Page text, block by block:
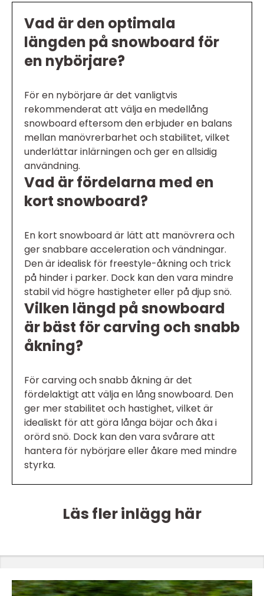
Vad är den optimala
längden på snowboard för
en nybörjare?
För en nybörjare är det vanligtvis
rekommenderat att välja en medellång
snowboard eftersom den erbjuder en balans
mellan manövrerbarhet och stabilitet, vilket
underlättar inlärningen och ger en allsidig
användning.
Vad är fördelarna med en
kort snowboard?
En kort snowboard är lätt att manövrera och
ger snabbare acceleration och vändningar.
Den är idealisk för freestyle-åkning och trick
på hinder i parker. Dock kan den vara mindre
stabil vid högre hastigheter eller på djup snö.
Vilken längd på snowboard
är bäst för carving och snabb
åkning?
För carving och snabb åkning är det
fördelaktigt att välja en lång snowboard. Den
ger mer stabilitet och hastighet, vilket är
idealiskt för att göra långa böjar och åka i
orörd snö. Dock kan den vara svårare att
hantera för nybörjare eller åkare med mindre
styrka.
Läs fler inlägg här